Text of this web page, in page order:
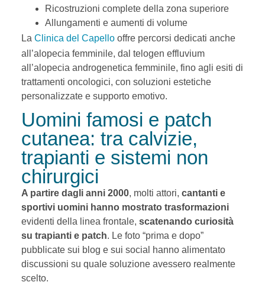
Ricostruzioni complete della zona superiore
Allungamenti e aumenti di volume
La Clinica del Capello offre percorsi dedicati anche
all’alopecia femminile, dal telogen effluvium
all’alopecia androgenetica femminile, fino agli esiti di
trattamenti oncologici, con soluzioni estetiche
personalizzate e supporto emotivo.
Uomini famosi e patch
cutanea: tra calvizie,
trapianti e sistemi non
chirurgici
A partire dagli anni 2000, molti attori, cantanti e
sportivi uomini hanno mostrato trasformazioni
evidenti della linea frontale, scatenando curiosità
su trapianti e patch. Le foto “prima e dopo”
pubblicate sui blog e sui social hanno alimentato
discussioni su quale soluzione avessero realmente
scelto.